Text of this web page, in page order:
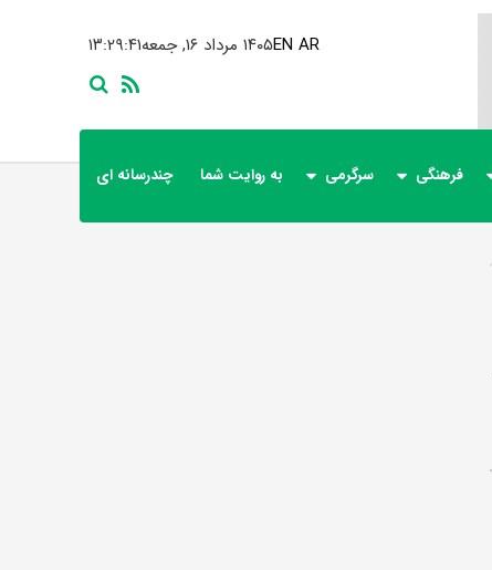
۱۳:۲۹:۴۲ ۱۴۰۵ مرداد ۱۶, جمعهEN AR
فرهنگی سرگرمی به روایت شما چندرسانه ای